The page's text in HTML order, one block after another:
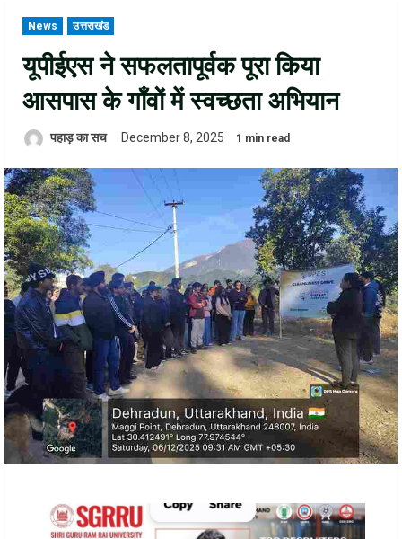
News उत्तराखंड
यूपीईएस ने सफलतापूर्वक पूरा किया
आसपास के गाँवों में स्वच्छता अभियान
पहाड़ का सच December 8, 2025 1 min read